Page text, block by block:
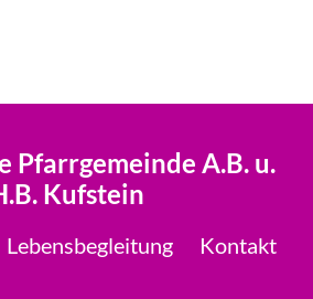
Pfarrgemeinde A.B. u.
Kufstein
Lebensbegleitung Kontakt